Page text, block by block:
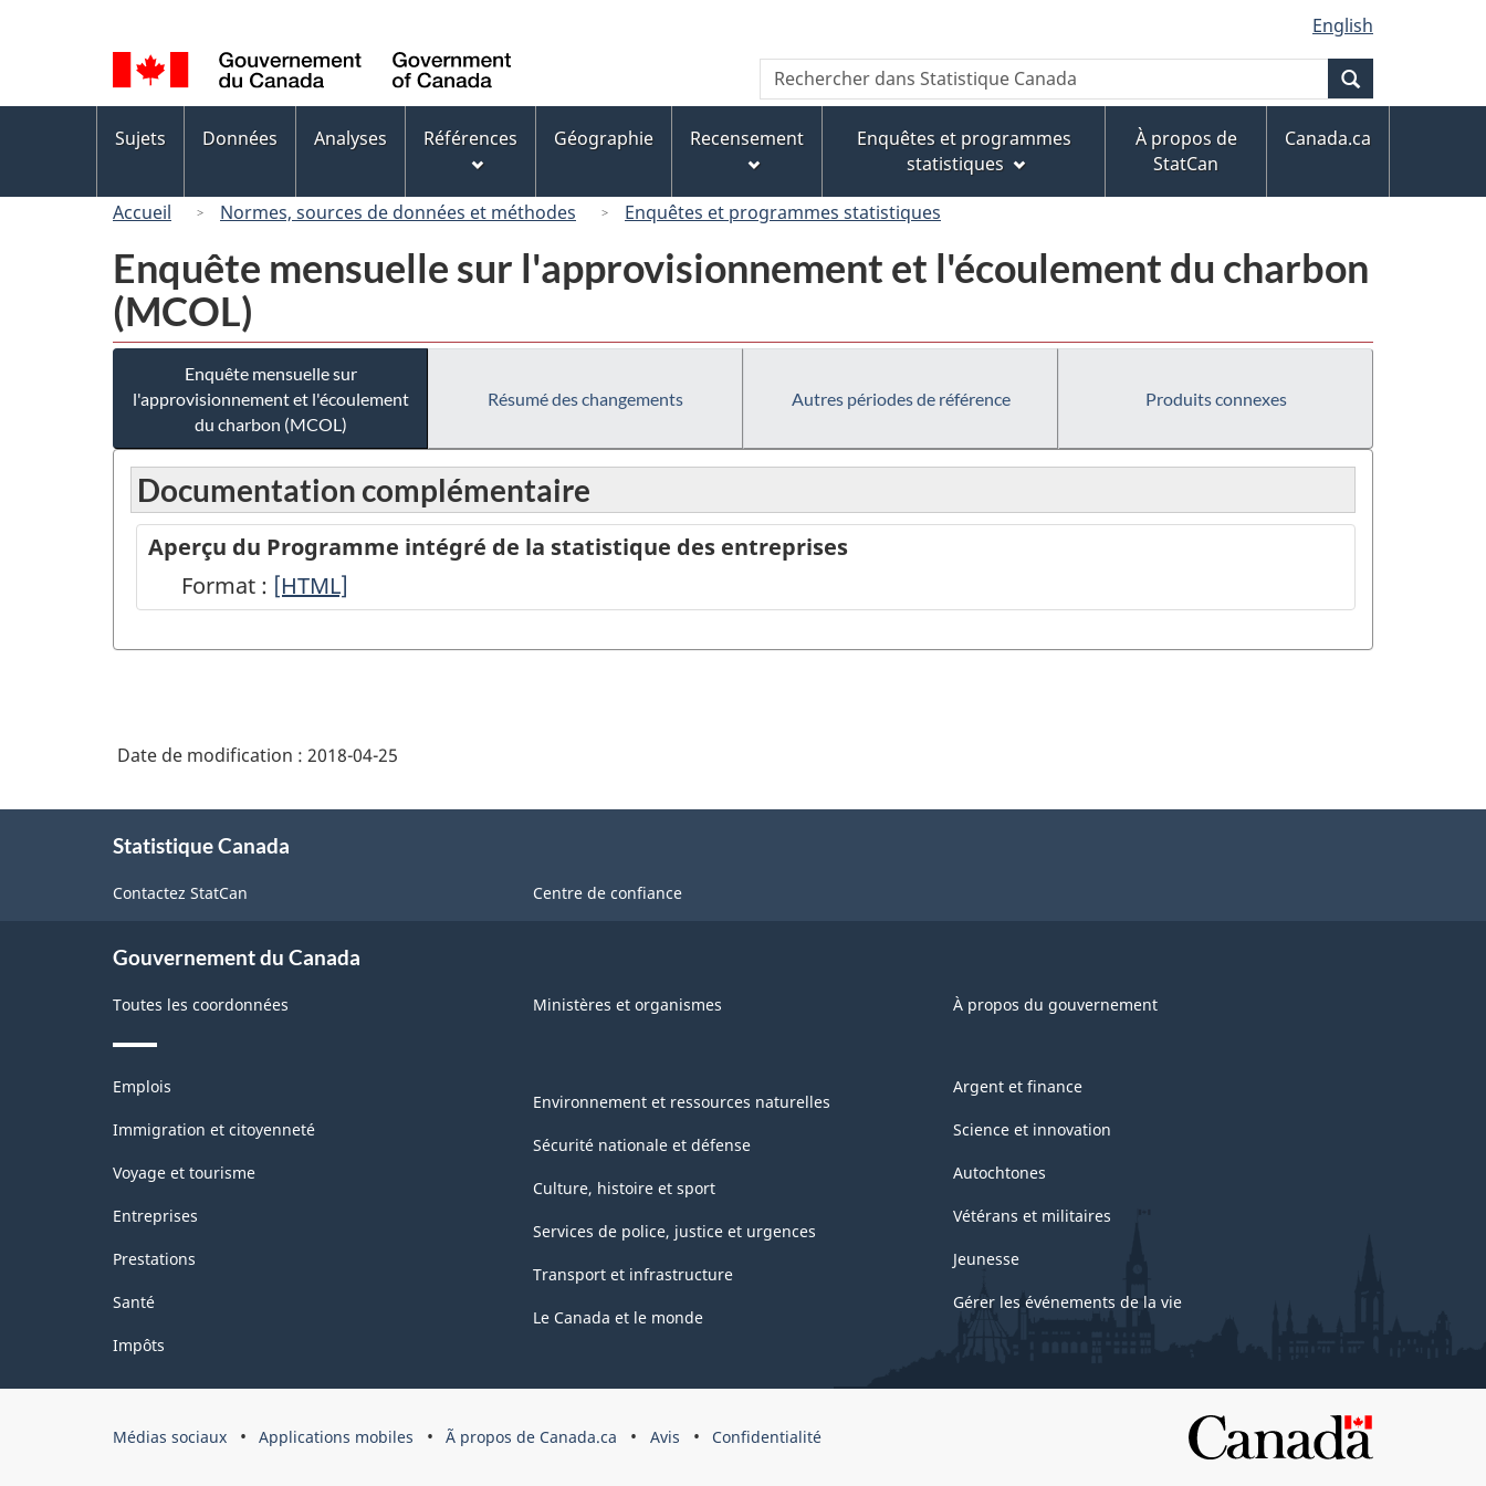
au
contenu
principal
« À
propos
de
ce
version
HTML
simplifiée
de
la
langue
English
Canada
Recherche
Rechercher
dans
Canada
des
Sujets Données Analyses Références Géographie Recensement
Enquêtes et programmes
statistiques
À propos de
StatCan
Canada.ca
Accueil Normes, sources de données et méthodes Enquêtes et programmes statistiques
Enquête mensuelle sur l'approvisionnement et l'écoulement du charbon
(MCOL)
Enquête mensuelle sur
l'approvisionnement et l'écoulement
du charbon (MCOL)
Résumé des changements Autres périodes de référence Produits connexes
Documentation complémentaire
Aperçu du Programme intégré de la statistique des entreprises
Format : Aperçu
Programme
la
statistique
des
HTML
[HTML]
Date de modification : 2018-04-25
Statistique Canada
Contactez StatCan Centre de confiance
Gouvernement du Canada
Toutes les coordonnées Ministères et organismes À propos du gouvernement
Thèmes
sujets
Emplois
Immigration et citoyenneté
Voyage et tourisme
Entreprises
Prestations
Santé
Impôts
Environnement et ressources naturelles
Sécurité nationale et défense
Culture, histoire et sport
Services de police, justice et urgences
Transport et infrastructure
Le Canada et le monde
Argent et finance
Science et innovation
Autochtones
Vétérans et militaires
Jeunesse
Gérer les événements de la vie
Organisation
Médias sociaux Applications mobiles Ã propos de Canada.ca Avis Confidentialité